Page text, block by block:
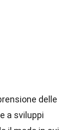
delle
a sviluppi